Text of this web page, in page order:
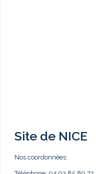
Site de NICE
Nos coordonnées: